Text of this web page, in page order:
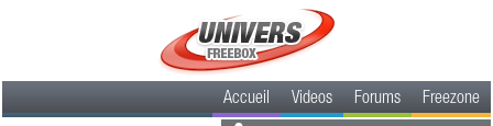
Accueil Videos Forums Freezone